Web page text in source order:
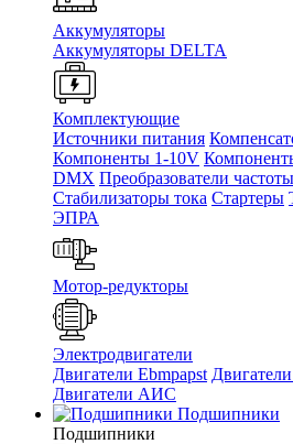
Аккумуляторы
Аккумуляторы DELTA
Комплектующие
Источники питания
Компоненты 1-10V
DMX Преобразователи частоты
Стабилизаторы тока Стартеры
ЭПРА
Мотор-редукторы
Электродвигатели
Двигатели Ebmpapst
Двигатели АИС
Подшипники
Подшипники